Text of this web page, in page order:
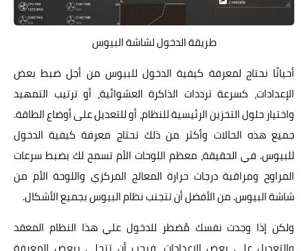
طريقة الدخول لشاشة البيوس
أحيانًا نحتاج لمعرفة كيفية الدخول للبيوس من أجل ضبط بعض
الإعدادات، كسرعة ترددات الذاكرة العشوائية، أو ترتيب التمهيد
واختيار حلول التخزين الرئيسية للنظام، أو للتعديل على أوضاع الطاقة.
جميع هذه الحالات وأكثر من ذلك تحتاج معرفة كيفية الدخول
للبيوس. في الحقيقة، معظم اللوحات الأم تسمح لك بضبط سرعات
المراوح ومراقبة درجات حرارة المعالج المركزي واللوحة الأم من
شاشة البيوس. من الأفضل أن تتجنب نظام البيوس بجميع الأشكال.
ولكن إذا وجدت نفسك مُضطر للدخول علي هذا النظام المعقد